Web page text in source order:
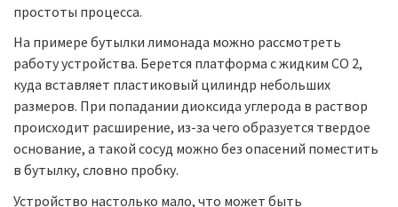
простоты процесса.
На примере бутылки лимонада можно рассмотреть
работу устройства. Берется платформа с жидким CO 2,
куда вставляет пластиковый цилиндр небольших
размеров. При попадании диоксида углерода в раствор
происходит расширение, из-за чего образуется твердое
основание, а такой сосуд можно без опасений поместить
в бутылку, словно пробку.
Устройство настолько мало, что может быть